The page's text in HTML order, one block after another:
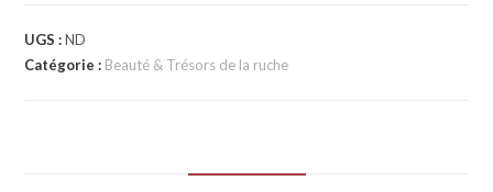
UGS :ND
Catégorie : Beauté & Trésors de la ruche